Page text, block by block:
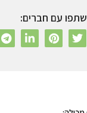
שתפו עם חברים: